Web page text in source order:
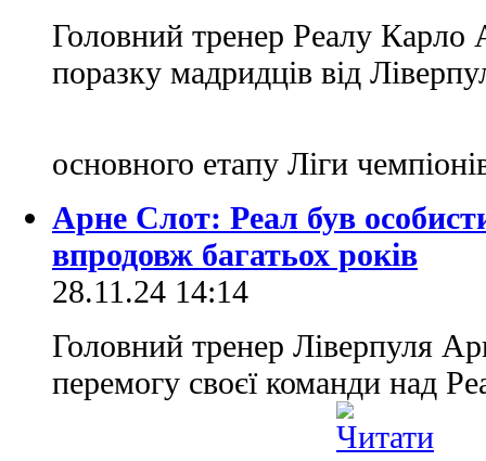
Головний тренер Реалу Карло
поразку мадридців від
основного етапу Ліги
Арне Слот: Реал був
впродовж багатьох років
28.11.24 14:14
Головний тренер Ліверпуля
перемогу своєї команди над